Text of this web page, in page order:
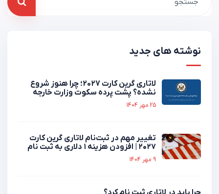
نوشته های جدید
لاتاری گرین کارت 2027؛ چرا هنوز شروع
نشده؟ پشت پرده سکوت وزارت خارجه
25 مهر 1404
تغییر مهم در ثبت‌نام لاتاری گرین کارت
۲۰۲۷ | افزودن هزینه ۱ دلاری به ثبت نام
9 مهر 1404